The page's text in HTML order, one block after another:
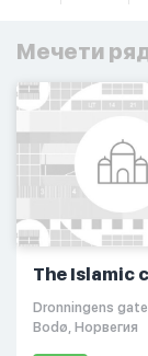
Мечети
The Islamic
centre in
Dronningens
Bodø, Норвегия